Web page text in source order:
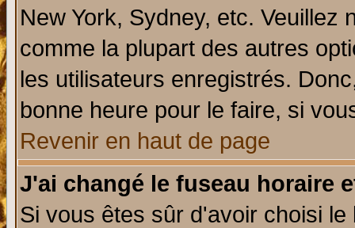
New York, Sydney, etc. Veuillez
comme la plupart des autres
les utilisateurs enregistrés.
bonne heure pour le faire, si
Revenir en haut de page
J'ai changé le fuseau horaire
Si vous êtes sûr d'avoir choisi